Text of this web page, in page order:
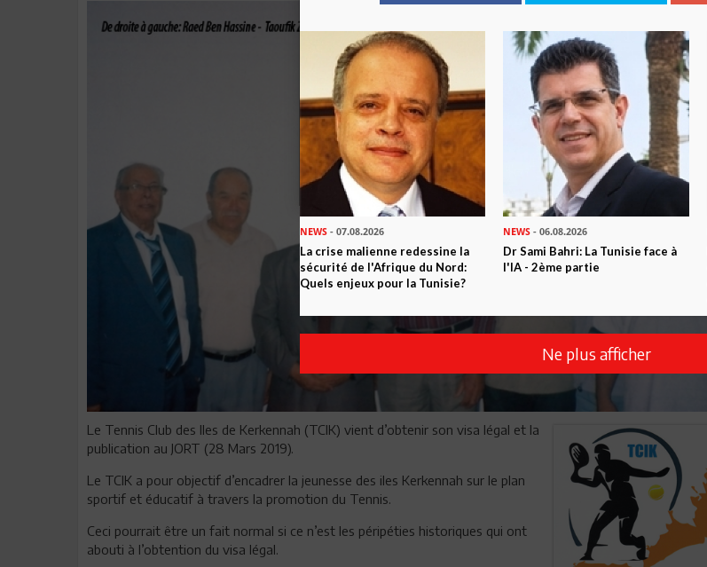
Le Tennis Club des Iles de Kerkennah (TCIK) vient d’obtenir son visa légal et la
publication au JORT (28 Mars 2019).
Le TCIK a pour objectif d’encadrer la jeunesse des iles Kerkennah sur le plan
sportif et éducatif à travers la promotion du Tennis.
Ceci pourrait être un fait normal si ce n’est les péripéties historiques qui ont
abouti à l’obtention du visa légal.
NEWS - 07.08.2026
La crise malienne redessine la
sécurité de l'Afrique du Nord:
Quels enjeux pour la Tunisie?
NEWS - 06.08.2026
Dr Sami Bahri: La Tunisie face à
l'IA - 2ème partie
Ne plus afficher